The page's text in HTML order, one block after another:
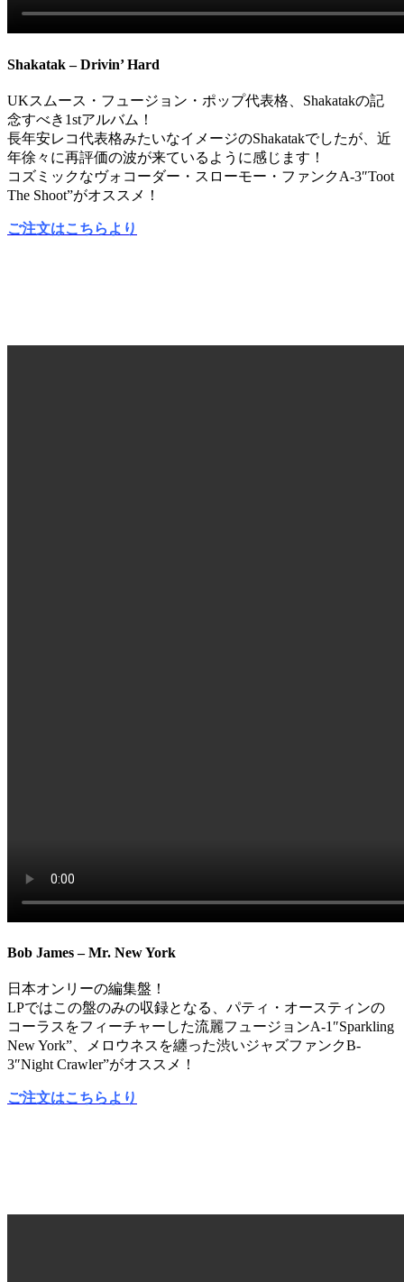
Shakatak – Drivin’ Hard
UKスムース・フュージョン・ポップ代表格、Shakatakの記
念すべき1stアルバム！
長年安レコ代表格みたいなイメージのShakatakでしたが、近
年徐々に再評価の波が来ているように感じます！
コズミックなヴォコーダー・スローモー・ファンクA-3″Toot
The Shoot”がオススメ！
ご注文はこちらより
Bob James – Mr. New York
日本オンリーの編集盤！
LPではこの盤のみの収録となる、パティ・オースティンの
コーラスをフィーチャーした流麗フュージョンA-1″Sparkling
New York”、メロウネスを纏った渋いジャズファンクB-
3″Night Crawler”がオススメ！
ご注文はこちらより